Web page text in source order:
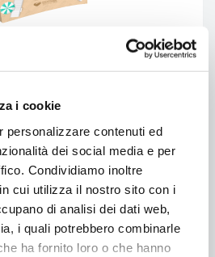
i cookie
personalizzare contenuti ed
dei social media e per
Condividiamo inoltre
cui utilizza il nostro sito con i
di analisi dei dati web,
i quali potrebbero combinarle
ha fornito loro o che hanno
privacy